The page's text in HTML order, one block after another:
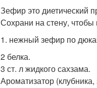
Зефир это диетический
Сохрани на стену, чтобы
1. нежный зефир по
2 белка.
3 ст. л жидкого сахзама.
Ароматизатор